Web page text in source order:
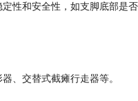
性和安全性，如支脚底部是
、交替式截瘫行走器等。